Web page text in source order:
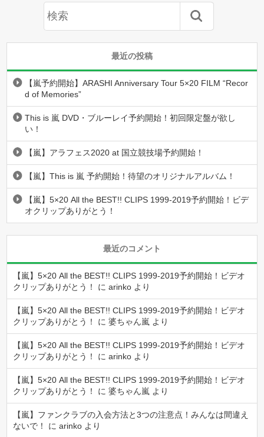
最近の投稿
【嵐予約開始】ARASHI Anniversary Tour 5×20 FILM “Recor
d of Memories”
This is 嵐 DVD・ブルーレイ予約開始！初回限定盤が欲し
い！
【嵐】アラフェス2020 at 国立競技場予約開始！
【嵐】This is 嵐 予約開始！待望のオリジナルアルバム！
【嵐】5×20 All the BEST!! CLIPS 1999-2019予約開始！ビデ
オクリップありがとう！
最近のコメント
【嵐】5×20 All the BEST!! CLIPS 1999-2019予約開始！ビデオ
クリップありがとう！
にarinko より
【嵐】5×20 All the BEST!! CLIPS 1999-2019予約開始！ビデオ
クリップありがとう！
に婆ちゃん嵐 より
【嵐】5×20 All the BEST!! CLIPS 1999-2019予約開始！ビデオ
クリップありがとう！
にarinko より
【嵐】5×20 All the BEST!! CLIPS 1999-2019予約開始！ビデオ
クリップありがとう！
に婆ちゃん嵐 より
【嵐】ファンクラブの入会方法と3つの注意点！みんなは間違え
ないで！
にarinko より